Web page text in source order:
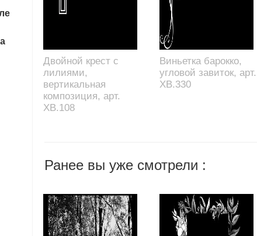
Двойной крест с
лилиями,
вертикальная
композиция, арт.
XB.108
Виньетка барокко,
угловой завиток, арт.
XB.330
Ранее вы уже смотрели :